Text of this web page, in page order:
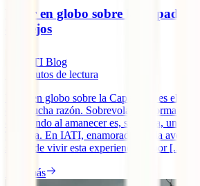
Volar en globo sobre la
consejos
IATI Blog
minutos de lectura
Volar en globo sobre la Capadocia es el
con mucha razón. Sobrevolar las
del mundo al amanecer es, sin duda, uno de
Turquía. En IATI, enamorados de la
suerte de vivir esta experiencia y, por [...]
Leer más